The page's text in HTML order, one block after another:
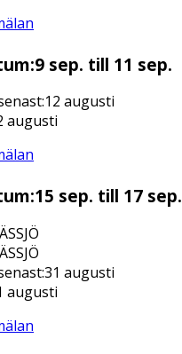
9 sep. till 11 sep.
:12 augusti
augusti
15 sep. till 17 sep.
:31 augusti
augusti